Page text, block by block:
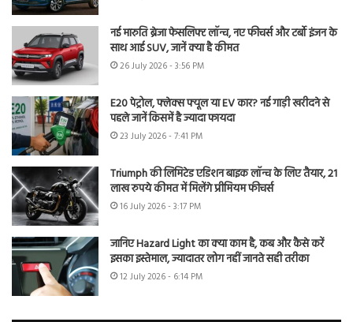
नई मारुति ब्रेजा फेसलिफ्ट लॉन्च, नए फीचर्स और टर्बो इंजन के
साथ आई SUV, जानें क्या है कीमत
26 July 2026 - 3:56 PM
E20 पेट्रोल, फ्लेक्स फ्यूल या EV कार? नई गाड़ी खरीदने से
पहले जानें किसमें है ज्यादा फायदा
23 July 2026 - 7:41 PM
Triumph की लिमिटेड एडिशन बाइक लॉन्च के लिए तैयार, 21
लाख रुपये कीमत में मिलेंगे प्रीमियम फीचर्स
16 July 2026 - 3:17 PM
जानिए Hazard Light का क्या काम है, कब और कैसे करें
इसका इस्तेमाल, ज्यादातर लोग नहीं जानते सही तरीका
12 July 2026 - 6:14 PM